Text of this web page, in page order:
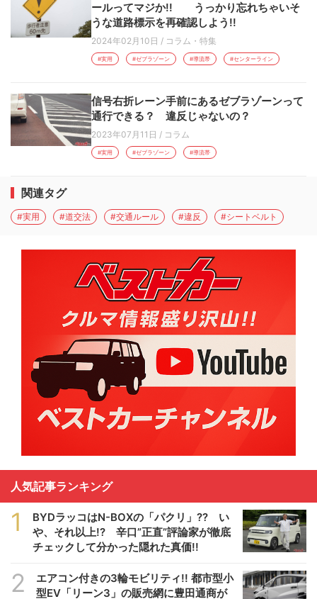
ールってマジか!! うっかり忘れちゃいそ
うな道路標示を再確認しよう!!
2024年02月10日 / コラム・特集
#実用 #ゼブラゾーン #導流帯 #センターライン
信号右折レーン手前にあるゼブラゾーンって
通行できる？ 違反じゃないの？
2023年07月11日 / コラム
#実用 #ゼブラゾーン #導流帯
関連タグ
#実用 #道交法 #交通ルール #違反 #シートベルト
人気記事ランキング
1
BYDラッコはN-BOXの「パクリ」?? い
や、それ以上!? 辛口”正直”評論家が徹底
チェックして分かった隠れた真価!!
2
エアコン付きの3輪モビリティ!! 都市型小
型EV「リーン3」の販売網に豊田通商が